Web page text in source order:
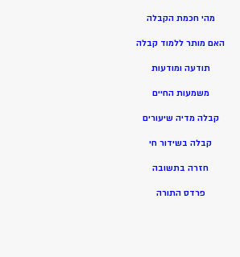
מהי חכמת הקבלה
האם מותר ללמוד קבלה
תודעה ומודעות
משמעות החיים
קבלה מדיה שיעורים
קבלה בשידור חי
חזרה בתשובה
פרדס התורה